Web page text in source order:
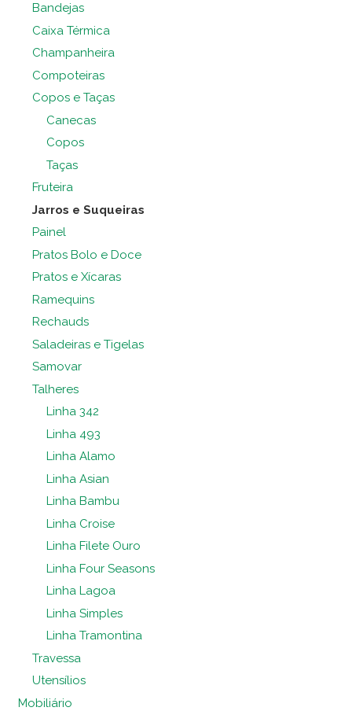
Bandejas
Caixa Térmica
Champanheira
Compoteiras
Copos e Taças
Canecas
Copos
Taças
Fruteira
Jarros e Suqueiras
Painel
Pratos Bolo e Doce
Pratos e Xícaras
Ramequins
Rechauds
Saladeiras e Tigelas
Samovar
Talheres
Linha 342
Linha 493
Linha Alamo
Linha Asian
Linha Bambu
Linha Croise
Linha Filete Ouro
Linha Four Seasons
Linha Lagoa
Linha Simples
Linha Tramontina
Travessa
Utensílios
Mobiliário